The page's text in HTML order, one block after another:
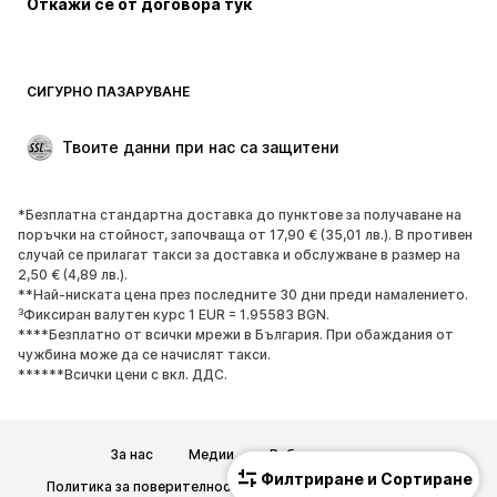
Филтриране и Сортиране
Специални Поводи
ЕКСКЛУЗИВНО
ОБУВКИ
НОВО
Отворени обувки
ЕКСКЛУЗИВНО
СПОРТ
Спортно облекло
Видове спорт
Спортни обувки
Спортни чанти
НОВО Шапки, шапки с козирка и
Откажи се от договора тук
СИГУРНО ПАЗАРУВАНЕ
Твоите данни при нас са защитени
*Безплатна стандартна доставка до пунктове за получаване на
поръчки на стойност, започваща от 17,90 € (35,01 лв.). В противен
случай се прилагат такси за доставка и обслужване в размер на
2,50 € (4,89 лв.).
**Най-ниската цена през последните 30 дни преди намалението.
³Фиксиран валутен курс 1 EUR = 1.95583 BGN.
****Безплатно от всички мрежи в България. При обаждания от
чужбина може да се начислят такси.
******Всички цени с вкл. ДДС.
За нас Медии
Работни позиции
Политика за поверителност
Общи търговски условия